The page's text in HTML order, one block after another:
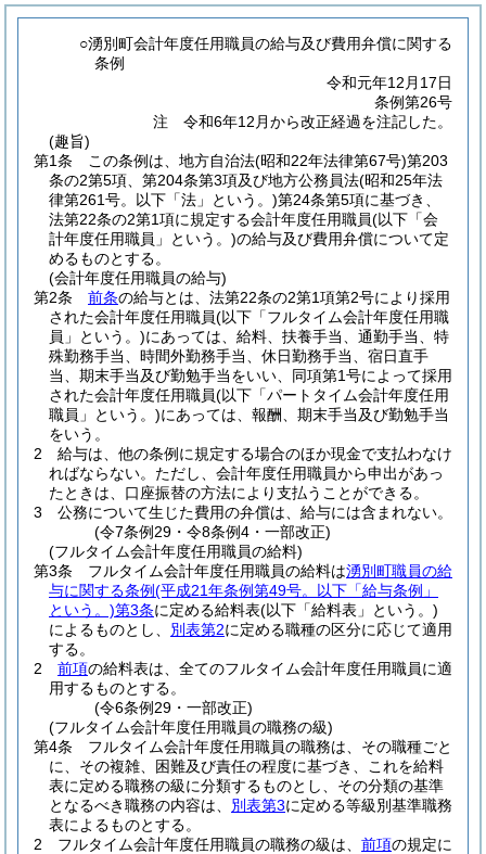
○湧別町会計年度任用職員の給与及び費用弁償に関する
条例
令和元年12月17日
条例第26号
注 令和6年12月から改正経過を注記した。
(趣旨)
第1条
この条例は、地方自治法(昭和22年法律第67号)第203
条の2第5項、第204条第3項及び地方公務員法(昭和25年法
律第261号。以下「法」という。)第24条第5項に基づき、
法第22条の2第1項に規定する会計年度任用職員(以下「会
計年度任用職員」という。)の給与及び費用弁償について定
めるものとする。
(会計年度任用職員の給与)
第2条
前条の給与とは、法第22条の2第1項第2号により採用
された会計年度任用職員(以下「フルタイム会計年度任用職
員」という。)にあっては、給料、扶養手当、通勤手当、特
殊勤務手当、時間外勤務手当、休日勤務手当、宿日直手
当、期末手当及び勤勉手当をいい、同項第1号によって採用
された会計年度任用職員(以下「パートタイム会計年度任用
職員」という。)にあっては、報酬、期末手当及び勤勉手当
をいう。
2
給与は、他の条例に規定する場合のほか現金で支払わなけ
ればならない。 ただし、会計年度任用職員から申出があっ
たときは、口座振替の方法により支払うことができる。
3
公務について生じた費用の弁償は、給与には含まれない。
(令7条例29・令8条例4・一部改正)
(フルタイム会計年度任用職員の給料)
第3条
フルタイム会計年度任用職員の給料は湧別町職員の給
与に関する条例(平成21年条例第49号。以下「給与条例」
という。)第3条に定める給料表(以下「給料表」という。)
によるものとし、 別表第2に定める職種の区分に応じて適用
する。
2
前項の給料表は、全てのフルタイム会計年度任用職員に適
用するものとする。
(令6条例29・一部改正)
(フルタイム会計年度任用職員の職務の級)
第4条
フルタイム会計年度任用職員の職務は、その職種ごと
に、その複雑、困難及び責任の程度に基づき、これを給料
表に定める職務の級に分類するものとし、その分類の基準
となるべき職務の内容は、 別表第3に定める等級別基準職務
表によるものとする。
2
フルタイム会計年度任用職員の職務の級は、 前項の規定に